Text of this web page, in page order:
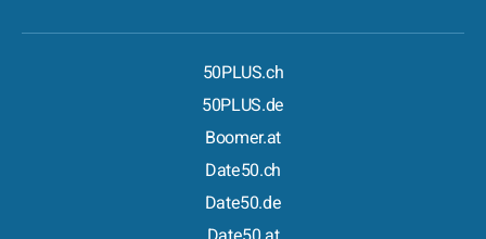
50PLUS.ch
50PLUS.de
Boomer.at
Date50.ch
Date50.de